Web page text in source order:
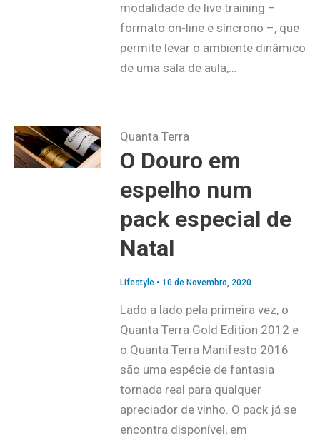
modalidade de live training –
formato on-line e síncrono –, que
permite levar o ambiente dinâmico
de uma sala de aula,…
Quanta Terra
O Douro em
espelho num
pack especial de
Natal
Lifestyle• 10 de Novembro, 2020
Lado a lado pela primeira vez, o
Quanta Terra Gold Edition 2012 e
o Quanta Terra Manifesto 2016
são uma espécie de fantasia
tornada real para qualquer
apreciador de vinho. O pack já se
encontra disponível, em